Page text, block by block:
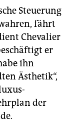
Steuerung
fährt
Chevalier
er
ihn
Ästhetik“,
der